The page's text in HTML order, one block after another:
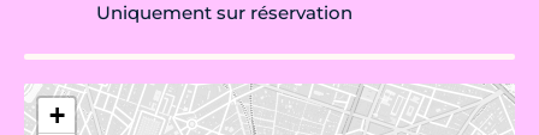
Uniquement sur réservation
+